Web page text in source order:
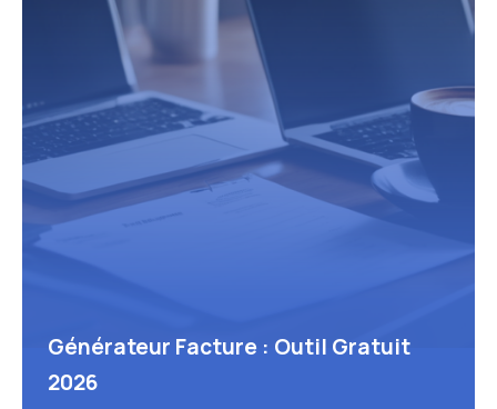
Générateur Facture : Outil Gratuit
2026